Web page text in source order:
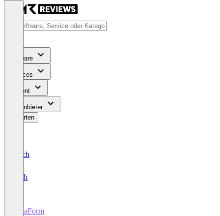
Software
Services
Content
Für Anbieter
Bewerten
Deutsch
English
AidaForm